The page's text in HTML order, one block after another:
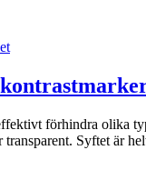
förhindra olika
transparent. Syftet är